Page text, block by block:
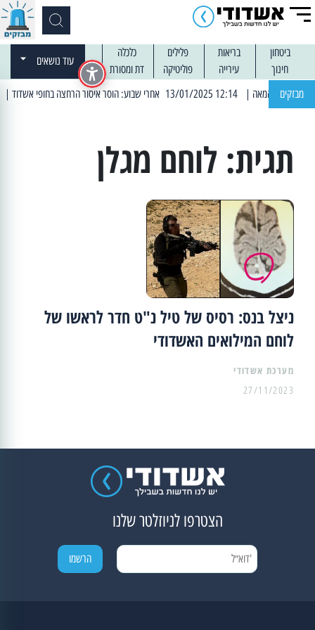
ביטחון בריאות פלילים
כלכלה
חינוך
עירייה פוליטיקה דת ומסורת
עוד נושאים
מבזקים | 12:14 13/01/2025 אחרי שבוע: הוסר איסור הרחצה בחופי אשדוד | 13:04 14/01/2025 עובדים בלילות: עבודות קרצוף וריבוד אספלט
תגית: לוחם מגלן
ניצל בנס: רסיס של טיל נ"ט חדר לראשו של
לוחם המילואים האשדודי
מערכת אשדודי
27/11/2023
הצטרפו לניוזלטר שלנו